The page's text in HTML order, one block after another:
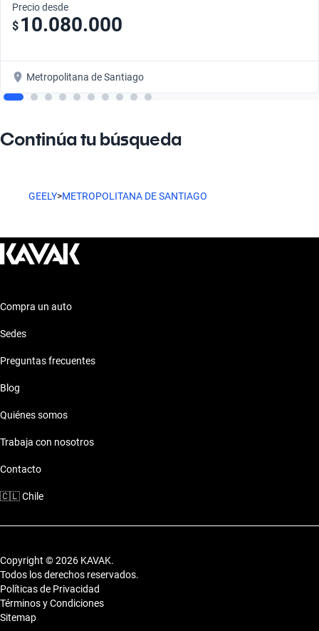
Precio desde
$ 10.080.000
Metropolitana de Santiago
Continúa tu búsqueda
GEELY>METROPOLITANA DE SANTIAGO
Compra un auto
Sedes
Preguntas frecuentes
Blog
Quiénes somos
Trabaja con nosotros
Contacto
🇨🇱Chile
Copyright © 2026 KAVAK.
Todos los derechos reservados.
Políticas de Privacidad
Términos y Condiciones
Sitemap